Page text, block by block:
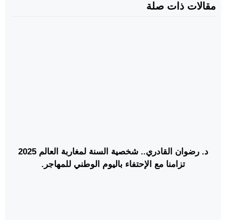
مقالات ذات صلة
د. رضوان القادري.. شخصية السنة لمغاربة العالم 2025
تزامنا مع الإحتفاء باليوم الوطني للمهاجر.